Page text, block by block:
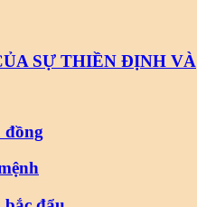
SỰ THIỀN ĐỊNH VÀ
đồng